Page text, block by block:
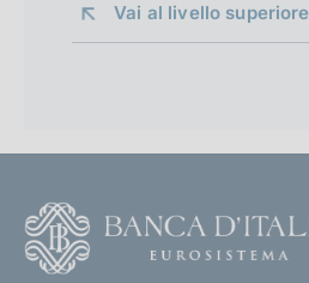
Vai al livello superiore